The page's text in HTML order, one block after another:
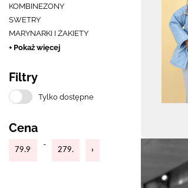
KOMBINEZONY
SWETRY
MARYNARKI I ŻAKIETY
+ Pokaż więcej
Filtry
Tylko dostępne
Cena
-